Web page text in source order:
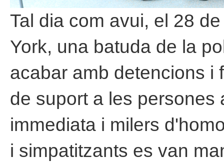
Tal dia com avui, el 28
York, una batuda de la
acabar amb detencions i
de suport a les persones
immediata i milers
i simpatitzants es van